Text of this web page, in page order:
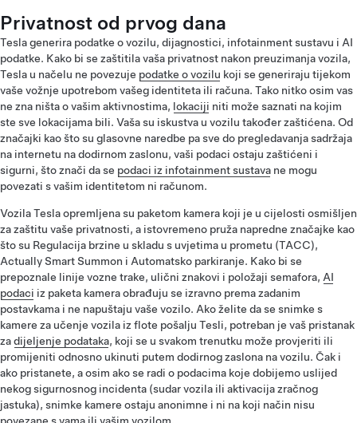
Privatnost od prvog dana
Tesla generira podatke o vozilu, dijagnostici, infotainment sustavu i AI
podatke. Kako bi se zaštitila vaša privatnost nakon preuzimanja vozila,
Tesla u načelu ne povezuje podatke o vozilu koji se generiraju tijekom
vaše vožnje upotrebom vašeg identiteta ili računa. Tako nitko osim vas
ne zna ništa o vašim aktivnostima, lokaciji niti može saznati na kojim
ste sve lokacijama bili. Vaša su iskustva u vozilu također zaštićena. Od
značajki kao što su glasovne naredbe pa sve do pregledavanja sadržaja
na internetu na dodirnom zaslonu, vaši podaci ostaju zaštićeni i
sigurni, što znači da se podaci iz infotainment sustava ne mogu
povezati s vašim identitetom ni računom.
Vozila Tesla opremljena su paketom kamera koji je u cijelosti osmišljen
za zaštitu vaše privatnosti, a istovremeno pruža napredne značajke kao
što su Regulacija brzine u skladu s uvjetima u prometu (TACC),
Actually Smart Summon i Automatsko parkiranje. Kako bi se
prepoznale linije vozne trake, ulični znakovi i položaji semafora, AI
podaci iz paketa kamera obrađuju se izravno prema zadanim
postavkama i ne napuštaju vaše vozilo. Ako želite da se snimke s
kamere za učenje vozila iz flote pošalju Tesli, potreban je vaš pristanak
zadijeljenje podataka, koji se u svakom trenutku može provjeriti ili
promijeniti odnosno ukinuti putem dodirnog zaslona na vozilu. Čak i
ako pristanete, a osim ako se radi o podacima koje dobijemo uslijed
nekog sigurnosnog incidenta (sudar vozila ili aktivacija zračnog
jastuka), snimke kamere ostaju anonimne i ni na koji način nisu